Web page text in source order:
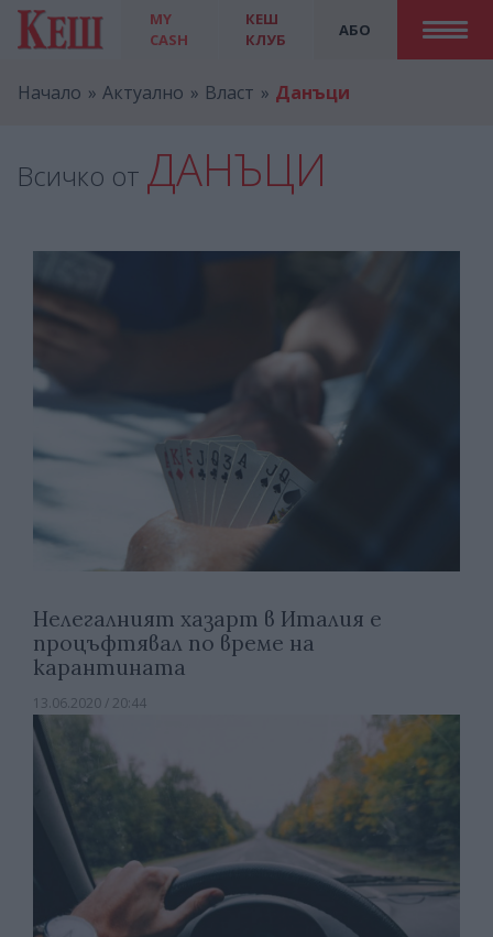
MY
CASH
АБО
КЕШ
КЛУБ
Начало Актуално Власт Данъци
Всичко от ДАНЪЦИ
Нелегалният хазарт в Италия е
процъфтявал по време на
карантината
13.06.2020 / 20:44